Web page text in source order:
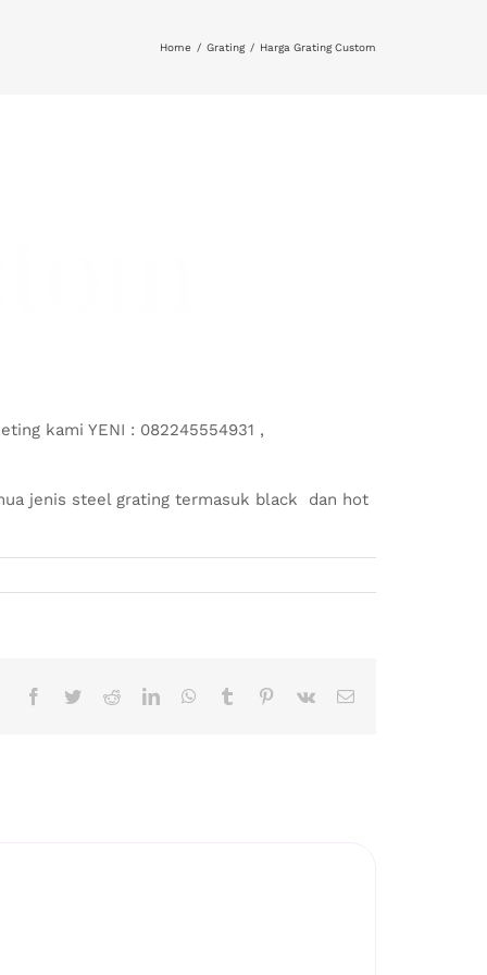
Home Grating Harga Grating Custom
kami YENI : 082245554931 ,
jenis steel grating termasuk black dan hot
Facebook
TwitterRedditLinkedInWhatsApp
Tumblr Pinterest
Vk Email